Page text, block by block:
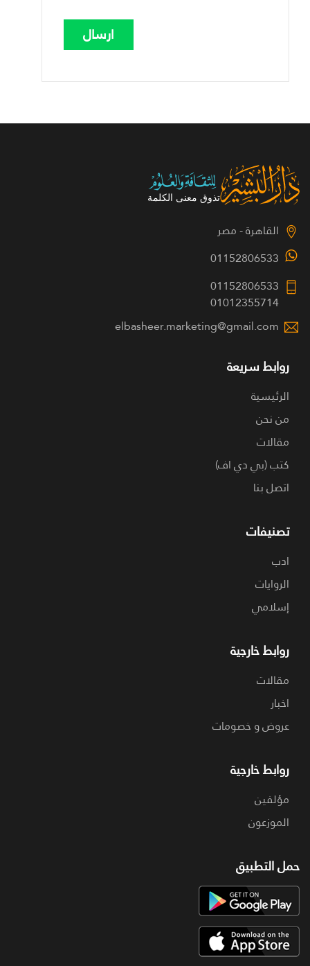
القاهرة - مصر
01152806533
01152806533
01012355714
elbasheer.marketing@gmail.com
روابط سريعة
الرئيسية
من نحن
مقالات
كتب (بي دي اف)
اتصل بنا
تصنيفات
ادب
الروايات
إسلامي
روابط خارجية
مقالات
اخبار
عروض و خصومات
روابط خارجية
مؤلفين
الموزعون
حمل التطبيق